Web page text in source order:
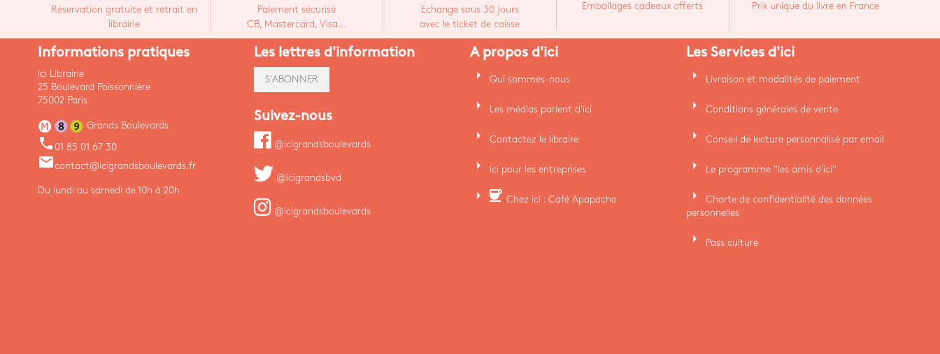
Réservation gratuite et retrait en
librairie
Paiement sécurisé
CB, Mastercard, Visa...
Echange sous 30 jours
avec le ticket de caisse
Emballages cadeaux offerts Prix unique du livre en France
Informations pratiques
Ici Librairie
25 Boulevard Poissonnière
75002 Paris
Grands Boulevards
phone 01 85 01 67 30
emailcontact@icigrandsboulevards.fr
Du lundi au samedi de 10h à 20h
Les lettres d'information
S'ABONNER
Suivez-nous
@icigrandsboulevards
@icigrandsbvd
@icigrandsboulevards
A propos d'ici
arrow_right Qui sommes-nous
arrow_right Les médias parlent d'ici
arrow_right Contactez le libraire
arrow_right ici pour les entreprises
arrow_right coffee Chez ici : Café Apapacho
Les Services d'ici
arrow_right Livraison et modalités de paiement
arrow_right Conditions générales de vente
arrow_right Conseil de lecture personnalisé par email
arrow_right Le programme "les amis d'ici"
arrow_right
Charte de confidentialité des données
personnelles
arrow_right Pass culture